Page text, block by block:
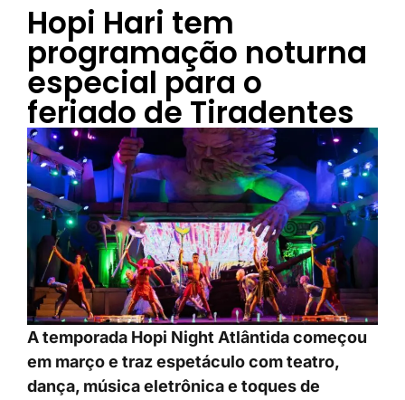
Hopi Hari tem
programação noturna
especial para o
feriado de Tiradentes
A temporada Hopi Night Atlântida começou
em março e traz espetáculo com teatro,
dança, música eletrônica e toques de